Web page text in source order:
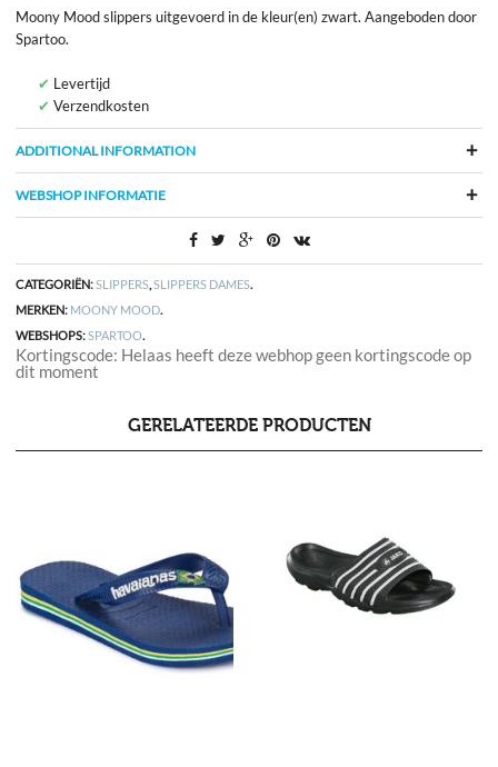
Moony Mood slippers uitgevoerd in de kleur(en) zwart. Aangeboden door
Spartoo.
Levertijd
Verzendkosten
ADDITIONAL INFORMATION
WEBSHOP INFORMATIE
CATEGORIËN:SLIPPERS,SLIPPERS DAMES.
MERKEN: MOONY MOOD.
WEBSHOPS:SPARTOO.
Kortingscode: Helaas heeft deze webhop geen kortingscode op
dit moment
GERELATEERDE PRODUCTEN